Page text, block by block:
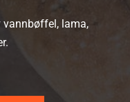
vannbøffel, lama,